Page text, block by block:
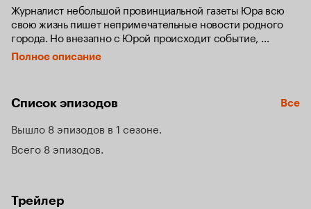
Журналист небольшой провинциальной газеты Юра всю
свою жизнь пишет непримечательные новости родного
города. Но внезапно с Юрой происходит событие,
которое переворачивает всю его жизнь — к нему приходят
видения, которые предсказывают убийства, тайно
главным подозреваемым.
Полное описание
Список эпизодов Все
Вышло 8 эпизодов в 1 сезоне
Всего 8 эпизодов
Трейлер